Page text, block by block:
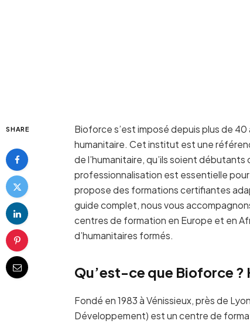
SHARE
Bioforce s’est imposé depuis plus de
humanitaire. Cet institut est une
de l’humanitaire, qu’ils soient
professionnalisation est essentielle
propose des formations certifiantes
guide complet, nous vous
centres de formation en Europe et en
d’humanitaires formés.
Qu’est-ce que Bioforce ?
Fondé en 1983 à Vénissieux, près de
Développement) est un centre de